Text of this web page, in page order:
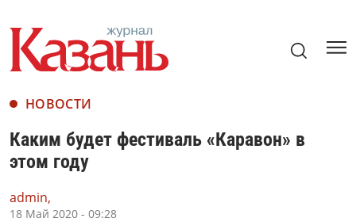
НОВОСТИ
Каким будет фестиваль «Каравон» в
этом году
admin,
18 Май 2020 - 09:28